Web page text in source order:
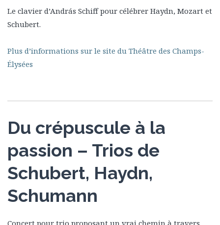
Le clavier d’András Schiff pour célébrer Haydn, Mozart et
Schubert.
Plus d’informations sur le site du Théâtre des Champs-
Élysées
Du crépuscule à la
passion – Trios de
Schubert, Haydn,
Schumann
Concert pour trio proposant un vrai chemin à travers